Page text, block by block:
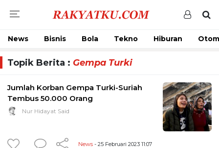
News Bisnis Bola Tekno Hiburan
Topik Berita : Gempa Turki
Jumlah Korban Gempa Turki-Suriah
Tembus 50.000 Orang
Nur Hidayat Said
News - 25 Februari 2023 11:07